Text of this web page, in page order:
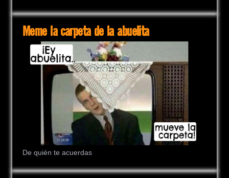
Meme la carpeta de la abuelita
De quién te acuerdas